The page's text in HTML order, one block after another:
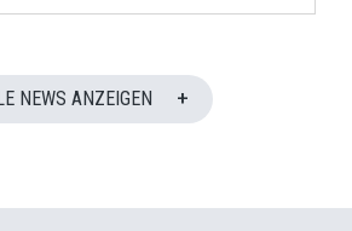
NEWS ANZEIGEN